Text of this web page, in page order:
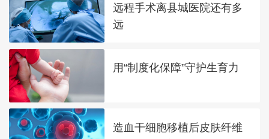
远程手术离县城医院还有多
远
用“制度化保障”守护生育力
造血干细胞移植后皮肤纤维